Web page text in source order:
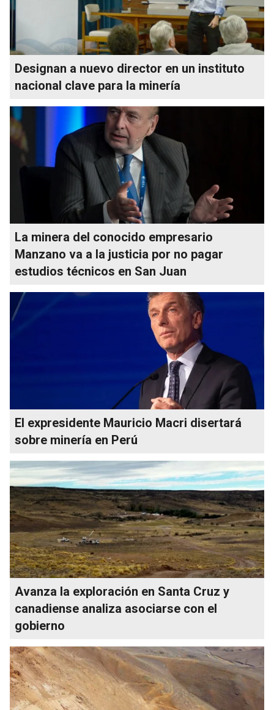
Designan a nuevo director en un instituto
nacional clave para la minería
La minera del conocido empresario
Manzano va a la justicia por no pagar
estudios técnicos en San Juan
El expresidente Mauricio Macri disertará
sobre minería en Perú
Avanza la exploración en Santa Cruz y
canadiense analiza asociarse con el
gobierno